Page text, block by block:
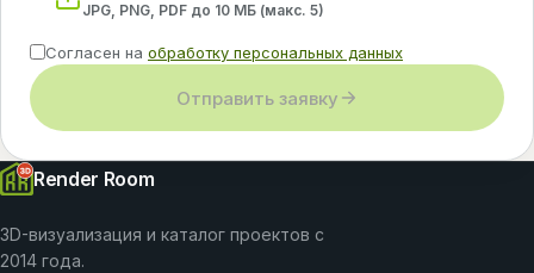
JPG, PNG, PDF до 10 МБ (макс. 5)
Согласен на обработку персональных данных
Отправить заявку
Render Room
3D-визуализация и каталог проектов с
2014 года.